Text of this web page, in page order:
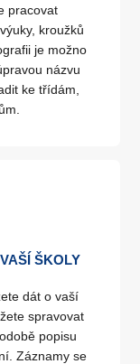
pracovat
kroužků
je možno
názvu
ke třídám,
ŠKOLY
dát o vaší
spravovat
popisu
Záznamy se